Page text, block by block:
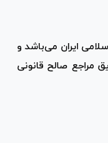
ایران می‌باشد و
مراجع صالح قانونی